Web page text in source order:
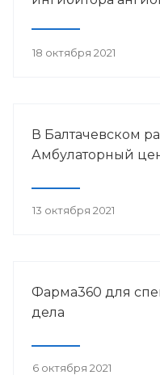
18 октября 2021
В Балтачевском
Амбулаторный
13 октября 2021
Фарма360 для
дела
6 октября 2021